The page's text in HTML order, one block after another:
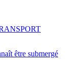
être submergé